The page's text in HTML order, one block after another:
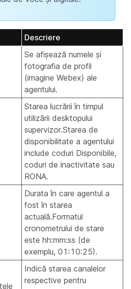
Descriere
Se afișează numele și
fotografia de profil
(imagine Webex) ale
agentului.
Starea lucrării în timpul
utilizării desktopului
supervizor.Starea de
disponibilitate a agentului
include coduri Disponibile,
coduri de inactivitate sau
RONA.
Durata în care agentul a
fost în starea
actuală.Formatul
cronometrului de stare
este hh:mm:ss (de
exemplu, 01:10:25).
Indică starea canalelor
respective pentru